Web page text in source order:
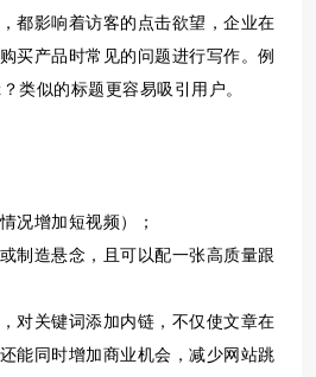
都影响着访客的点击欲望，企业在
买产品时常见的问题进行写作。例
类似的标题更容易吸引用户。
况增加短视频）；
制造悬念，且可以配一张高质量跟
对关键词添加内链，不仅使文章在
能同时增加商业机会，减少网站跳